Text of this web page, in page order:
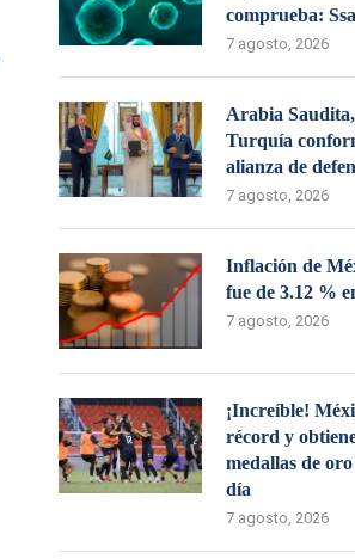
comprueba: Ssa
7 agosto, 2026
Arabia
Turquía
alianza de
7 agosto, 2026
Inflación de
fue de 3.12 %
7 agosto, 2026
¡Increíble!
récord y
medallas de
día
7 agosto, 2026